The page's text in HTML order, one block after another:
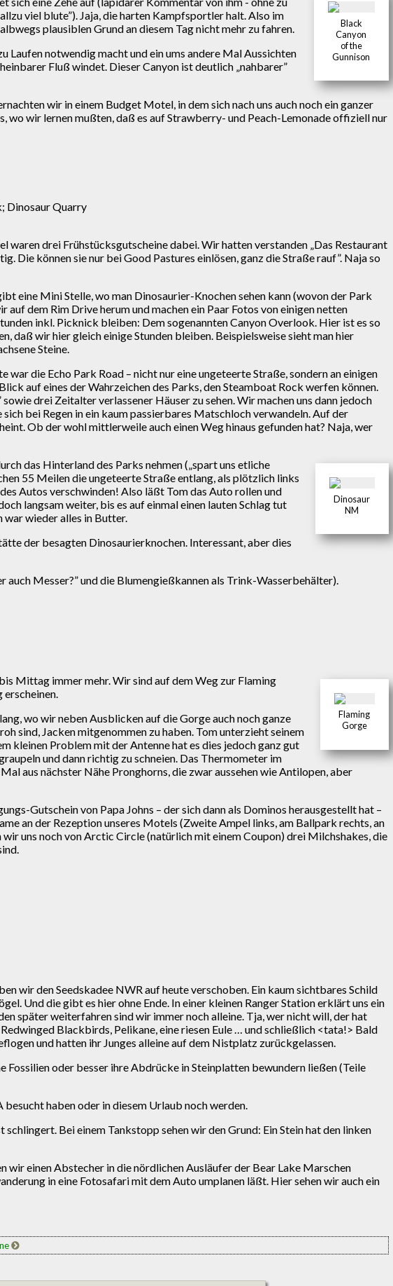
Black
Canyon
of the
Gunnison
viel blute”). Jaja, die harten Kampfsportler halt. Also im
plausiblen Grund an diesem Tag nicht mehr zu fahren.
Laufen notwendig macht und ein ums andere Mal Aussichten
Fluß windet. Dieser Canyon ist deutlich „nahbarer”
wir in einem Budget Motel, in dem sich nach uns auch noch ein ganzer
wo wir lernen mußten, daß es auf Strawberry- und Peach-Lemonade offiziell nur
Dinosaur Quarry
drei Frühstücksgutscheine dabei. Wir hatten verstanden „Das Restaurant
Die können sie nur bei Good Pastures einlösen, ganz die Straße rauf”. Naja so
eine Mini Stelle, wo man Dinosaurier-Knochen sehen kann (wovon der Park
dem Rim Drive herum und machen ein Paar Fotos von einigen netten
inkl. Picknick bleiben: Dem sogenannten Canyon Overlook. Hier ist es so
daß wir hier gleich einige Stunden bleiben. Beispielsweise sieht man hier
Steine.
die Echo Park Road – nicht nur eine ungeteerte Straße, sondern an einigen
auf eines der Wahrzeichen des Parks, den Steamboat Rock werfen können.
drei Zeitalter verlassener Häuser zu sehen. Wir machen uns dann jedoch
bei Regen in ein kaum passierbares Matschloch verwandeln. Auf der
Ob der wohl mittlerweile auch einen Weg hinaus gefunden hat? Naja, wer
Dinosaur
NM
das Hinterland des Parks nehmen („spart uns etliche
55 Meilen die ungeteerte Straße entlang, als plötzlich links
Autos verschwinden! Also läßt Tom das Auto rollen und
langsam weiter, bis es auf einmal einen lauten Schlag tut
war wieder alles in Butter.
der besagten Dinosaurierknochen. Interessant, aber dies
Messer?” und die Blumengießkannen als Trink-Wasserbehälter).
Flaming
Gorge
Mittag immer mehr. Wir sind auf dem Weg zur Flaming
erscheinen.
wo wir neben Ausblicken auf die Gorge auch noch ganze
sind, Jacken mitgenommen zu haben. Tom unterzieht seinem
kleinen Problem mit der Antenne hat es dies jedoch ganz gut
und dann richtig zu schneien. Das Thermometer im
aus nächster Nähe Pronghorns, die zwar aussehen wie Antilopen, aber
Gutschein von Papa Johns – der sich dann als Dominos herausgestellt hat –
an der Rezeption unseres Motels (Zweite Ampel links, am Ballpark rechts, an
uns noch von Arctic Circle (natürlich mit einem Coupon) drei Milchshakes, die
wir den Seedskadee NWR auf heute verschoben. Ein kaum sichtbares Schild
Und die gibt es hier ohne Ende. In einer kleinen Ranger Station erklärt uns ein
später weiterfahren sind wir immer noch alleine. Tja, wer nicht will, der hat
Blackbirds, Pelikane, eine riesen Eule … und schließlich <tata!> Bald
und hatten ihr Junges alleine auf dem Nistplatz zurückgelassen.
oder besser ihre Abdrücke in Steinplatten bewundern ließen (Teile
haben oder in diesem Urlaub noch werden.
Bei einem Tankstopp sehen wir den Grund: Ein Stein hat den linken
einen Abstecher in die nördlichen Ausläufer der Bear Lake Marschen
in eine Fotosafari mit dem Auto umplanen läßt. Hier sehen wir auch ein